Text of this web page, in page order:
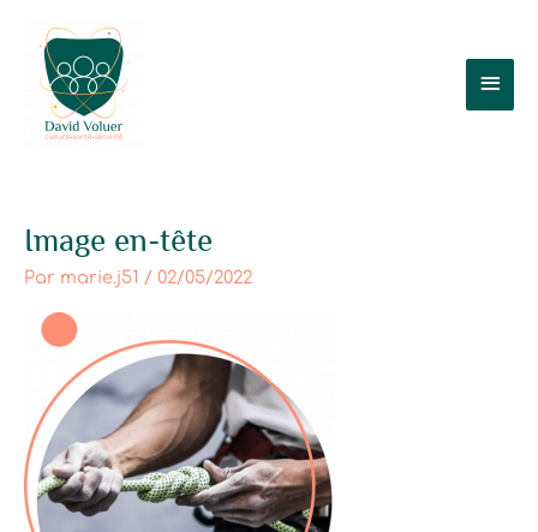
contenu
Image en-tête
Par marie.j51 / 02/05/2022